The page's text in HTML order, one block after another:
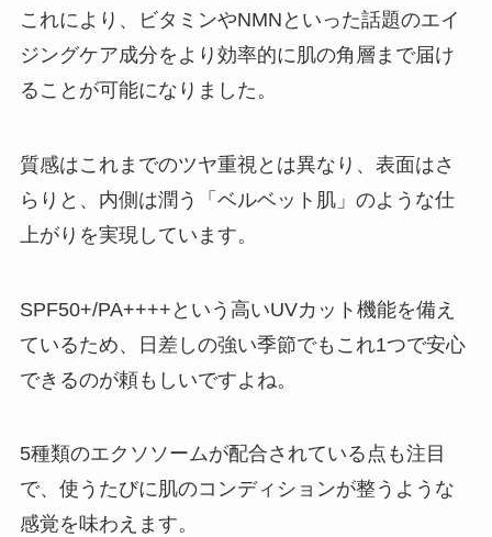
これにより、ビタミンやNMNといった話題のエイ
ジングケア成分をより効率的に肌の角層まで届け
ることが可能になりました。
質感はこれまでのツヤ重視とは異なり、表面はさ
らりと、内側は潤う「ベルベット肌」のような仕
上がりを実現しています。
SPF50+/PA++++という高いUVカット機能を備え
ているため、日差しの強い季節でもこれ1つで安心
できるのが頼もしいですよね。
5種類のエクソソームが配合されている点も注目
で、使うたびに肌のコンディションが整うような
感覚を味わえます。